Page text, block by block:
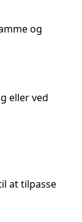
og
eller ved
at tilpasse